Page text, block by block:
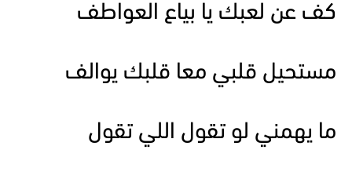
كف عن لعبك يا بياع العواطف
مستحيل قلبي معا قلبك يوالف
ما يهمني لو تقول اللي تقول